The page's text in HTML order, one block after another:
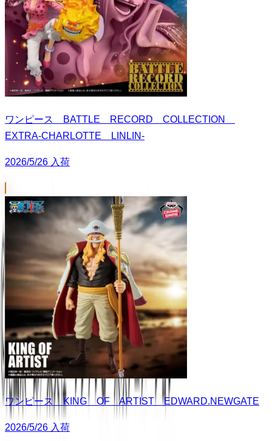
ワンピース BATTLE RECORD COLLECTION
EXTRA-CHARLOTTE LINLIN-
2026/5/26 入荷
ワンピース KING OF ARTIST EDWARD.NEWGATE
2026/5/26 入荷